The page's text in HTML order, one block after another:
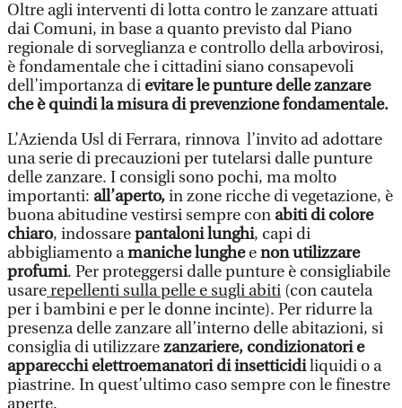
Oltre agli interventi di lotta contro le zanzare attuati
dai Comuni, in base a quanto previsto dal Piano
regionale di sorveglianza e controllo della arbovirosi,
è fondamentale che i cittadini siano consapevoli
dell’importanza di evitare le punture delle zanzare
che è quindi la misura di prevenzione fondamentale.
L’Azienda Usl di Ferrara, rinnova l’invito ad adottare
una serie di precauzioni per tutelarsi dalle punture
delle zanzare. I consigli sono pochi, ma molto
importanti: all’aperto,in zone ricche di vegetazione, è
buona abitudine vestirsi sempre con abiti di colore
chiaro, indossarepantaloni lunghi, capi di
abbigliamento amaniche lungheenon utilizzare
profumi. Per proteggersi dalle punture è consigliabile
usarerepellenti sulla pelle e sugli abiti (con cautela
per i bambini e per le donne incinte). Per ridurre la
presenza delle zanzare all’interno delle abitazioni, si
consiglia di utilizzarezanzariere, condizionatori e
apparecchi elettroemanatori di insetticidiliquidi o a
piastrine. In quest’ultimo caso sempre con le finestre
aperte.